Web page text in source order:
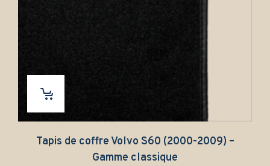
Tapis de coffre Volvo S60 (2000-2009) –
Gamme classique